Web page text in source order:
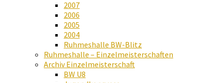
2007
2006
2005
2004
Ruhmeshalle BW-Blitz
Ruhmeshalle – Einzelmeisterschaften
Archiv Einzelmeisterschaft
BW U8